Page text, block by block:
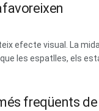
efecte visual. La
les espatlles, els
freqüents